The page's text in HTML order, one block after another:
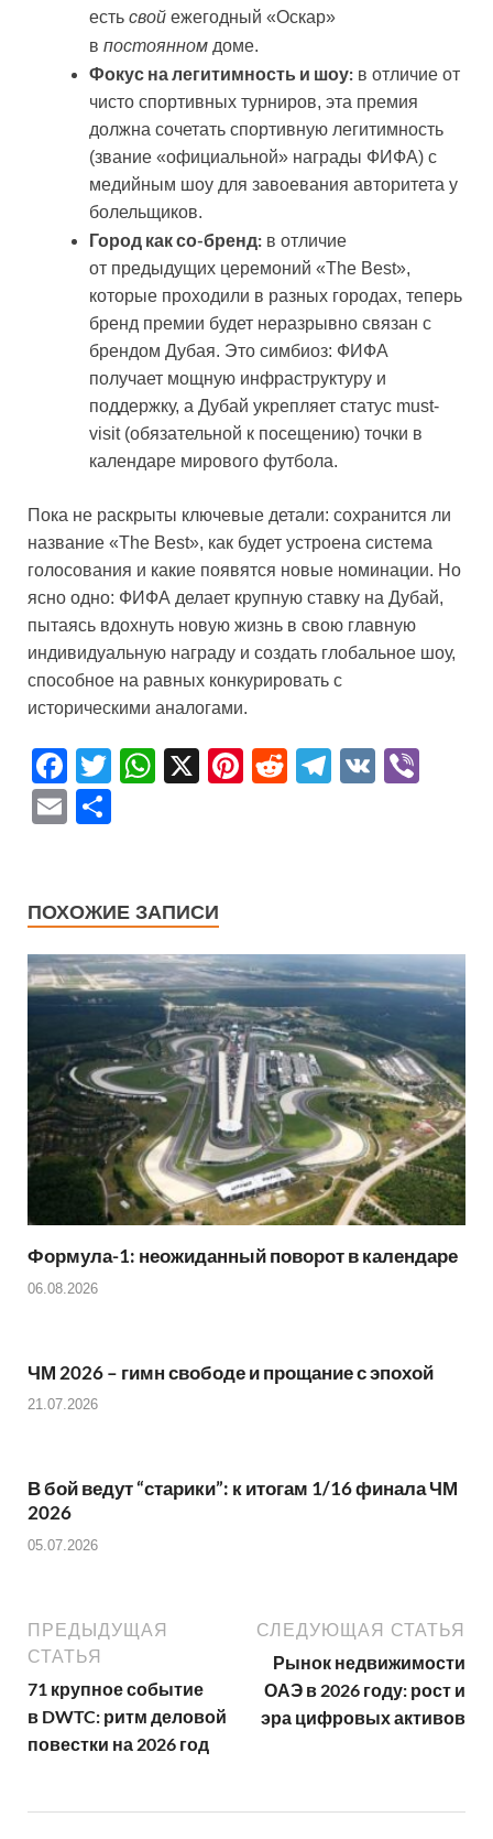
есть свой ежегодный «Оскар»
в постоянном доме.
Фокус на легитимность и шоу: в отличие от
чисто спортивных турниров, эта премия
должна сочетать спортивную легитимность
(звание «официальной» награды ФИФА) с
медийным шоу для завоевания авторитета у
болельщиков.
Город как со-бренд: в отличие
от предыдущих церемоний «The Best»,
которые проходили в разных городах, теперь
бренд премии будет неразрывно связан с
брендом Дубая. Это симбиоз: ФИФА
получает мощную инфраструктуру и
поддержку, а Дубай укрепляет статус must-
visit (обязательной к посещению) точки в
календаре мирового футбола.
Пока не раскрыты ключевые детали: сохранится ли
название «The Best», как будет устроена система
голосования и какие появятся новые номинации. Но
ясно одно: ФИФА делает крупную ставку на Дубай,
пытаясь вдохнуть новую жизнь в свою главную
индивидуальную награду и создать глобальное шоу,
способное на равных конкурировать с
историческими аналогами.
F
a
c
b
o
k
T
W
A
p
X
Pi
R
T
V
E
а
в
и
ть
ПОХОЖИЕ ЗАПИСИ
Формула-1: неожиданный поворот в календаре
06.08.2026
ЧМ 2026 – гимн свободе и прощание с эпохой
21.07.2026
В бой ведут “старики”: к итогам 1/16 финала ЧМ
2026
05.07.2026
ПРЕДЫДУЩАЯ
СТАТЬЯ
71 крупное событие
в DWTC: ритм деловой
повестки на 2026 год
СЛЕДУЮЩАЯ СТАТЬЯ
Рынок недвижимости
ОАЭ в 2026 году: рост и
эра цифровых активов